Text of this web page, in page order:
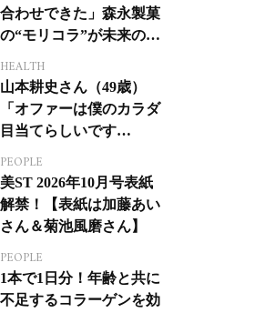
合わせできた」森永製菓
の“モリコラ”が未来のキ
HEALTH
山本耕史さん（49歳）
「オファーは僕のカラダ
目当てらしいです
ジカルへの挑戦
PEOPLE
美ST 2026年10月号表紙
解禁！【表紙は加藤あい
さん＆菊池風磨さん】
PEOPLE
1本で1日分！年齢と共に
不足するコラーゲンを効